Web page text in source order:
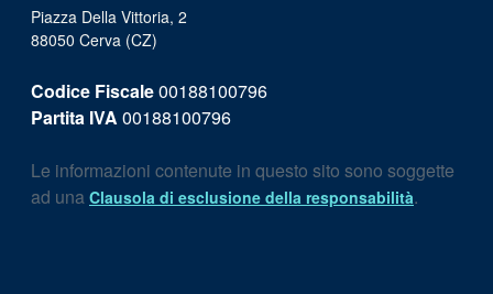
Piazza Della Vittoria, 2
88050 Cerva (CZ)
Codice Fiscale00188100796
Partita IVA 00188100796
Le informazioni contenute in questo sito sono soggette
ad una Clausola di esclusione della responsabilità.